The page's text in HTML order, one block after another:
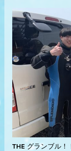
THE グランブル！